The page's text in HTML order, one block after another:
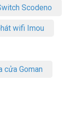
Scodeno
wifi Imou
cửa Goman